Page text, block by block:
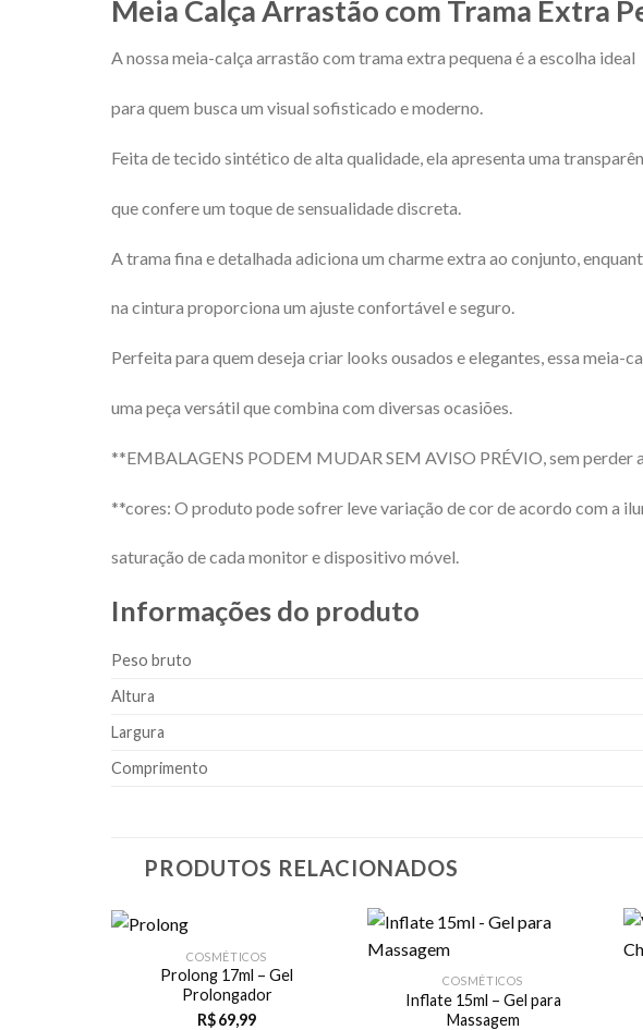
Meia Calça Arrastão com Trama Extra
A nossa meia-calça arrastão com trama extra pequena é a escolha ideal
para quem busca um visual sofisticado e moderno.
Feita de tecido sintético de alta qualidade, ela apresenta uma
que confere um toque de sensualidade discreta.
A trama fina e detalhada adiciona um charme extra ao conjunto,
na cintura proporciona um ajuste confortável e seguro.
Perfeita para quem deseja criar looks ousados e elegantes, essa meia-
uma peça versátil que combina com diversas ocasiões.
**EMBALAGENS PODEM MUDAR SEM AVISO PRÉVIO, sem perder
**cores: O produto pode sofrer leve variação de cor de acordo com a
saturação de cada monitor e dispositivo móvel.
Informações do produto
Peso bruto
Altura
Largura
Comprimento
PRODUTOS RELACIONADOS
COSMÉTICOS
Prolong 17ml – Gel
Prolongador
R$ 69,99
COSMÉTICOS
Inflate 15ml – Gel para
Massagem